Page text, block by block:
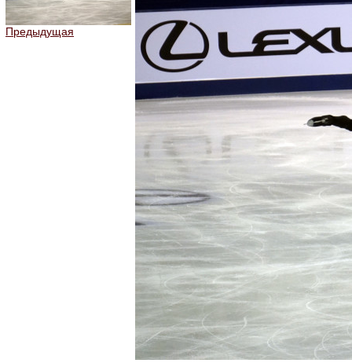
Предыдущая